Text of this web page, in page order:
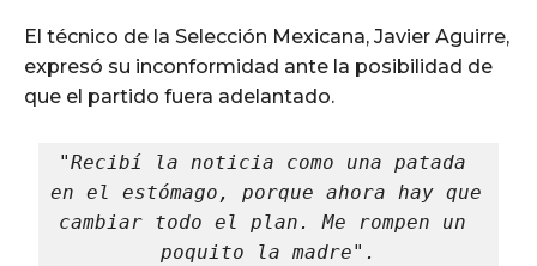
El técnico de la Selección Mexicana, Javier Aguirre,
expresó su inconformidad ante la posibilidad de
que el partido fuera adelantado.
"Recibí la noticia como una patada
en el estómago, porque ahora hay que
cambiar todo el plan. Me rompen un
poquito la madre".